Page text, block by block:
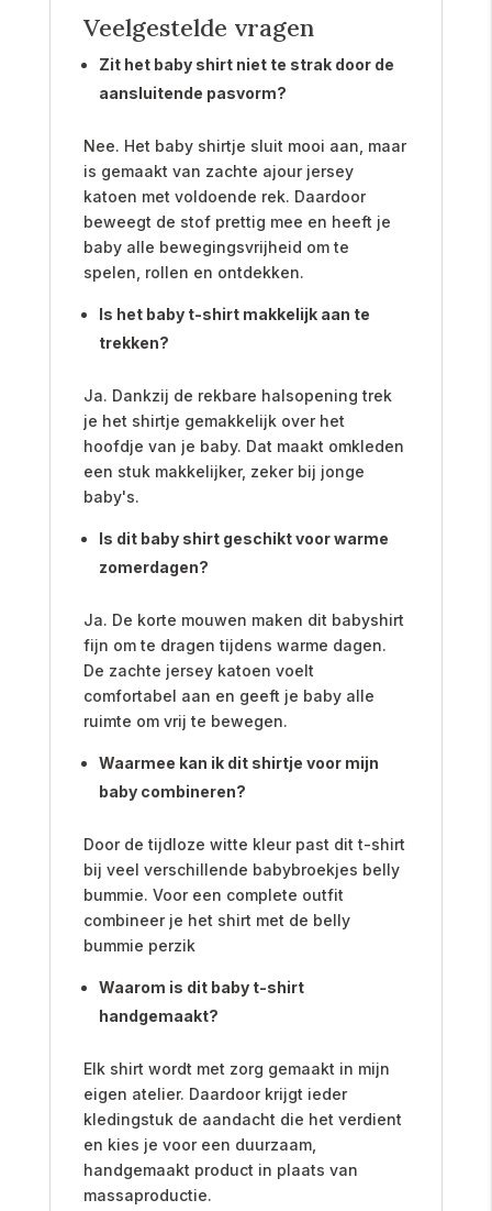
Veelgestelde vragen
Zit het baby shirt niet te strak door de
aansluitende pasvorm?
Nee. Het baby shirtje sluit mooi aan, maar
is gemaakt van zachte ajour jersey
katoen met voldoende rek. Daardoor
beweegt de stof prettig mee en heeft je
baby alle bewegingsvrijheid om te
spelen, rollen en ontdekken.
Is het baby t-shirt makkelijk aan te
trekken?
Ja. Dankzij de rekbare halsopening trek
je het shirtje gemakkelijk over het
hoofdje van je baby. Dat maakt omkleden
een stuk makkelijker, zeker bij jonge
baby's.
Is dit baby shirt geschikt voor warme
zomerdagen?
Ja. De korte mouwen maken dit babyshirt
fijn om te dragen tijdens warme dagen.
De zachte jersey katoen voelt
comfortabel aan en geeft je baby alle
ruimte om vrij te bewegen.
Waarmee kan ik dit shirtje voor mijn
baby combineren?
Door de tijdloze witte kleur past dit t-shirt
bij veel verschillende babybroekjes belly
bummie. Voor een complete outfit
combineer je het shirt met de belly
bummie perzik
Waarom is dit baby t-shirt
handgemaakt?
Elk shirt wordt met zorg gemaakt in mijn
eigen atelier. Daardoor krijgt ieder
kledingstuk de aandacht die het verdient
en kies je voor een duurzaam,
handgemaakt product in plaats van
massaproductie.